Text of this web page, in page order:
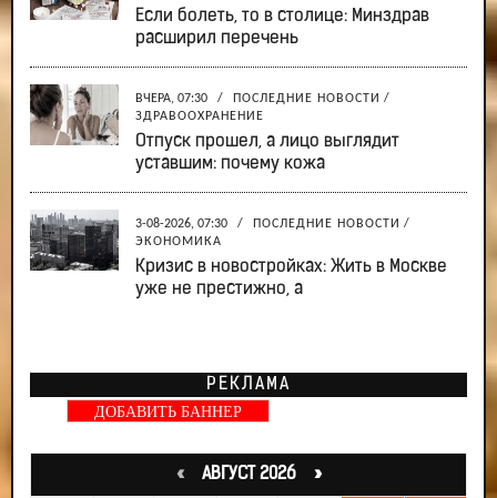
Если болеть, то в столице: Минздрав
расширил перечень
ВЧЕРА, 07:30 / ПОСЛЕДНИЕ НОВОСТИ /
ЗДРАВООХРАНЕНИЕ
Отпуск прошел, а лицо выглядит
уставшим: почему кожа
3-08-2026, 07:30 / ПОСЛЕДНИЕ НОВОСТИ /
ЭКОНОМИКА
Кризис в новостройках: Жить в Москве
уже не престижно, а
РЕКЛАМА
ДОБАВИТЬ БАННЕР
«АВГУСТ 2026 »